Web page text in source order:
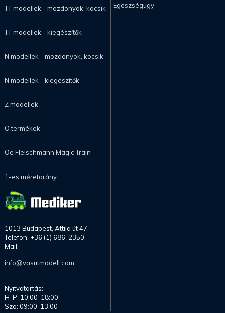
TT modellek - mozdonyok, kocsik
TT modellek - kiegészítők
N modellek - mozdonyok, kocsik
N modellek - kiegészítők
Z modellek
O termékek
Oe Fleischmann Magic Train
1-es méretarány
Egészségügy
1013 Budapest, Attila út 47.
Telefon: +36 (1) 686-2350
Mail:
info@vasutmodell.com
Nyitvatartás:
H-P: 10:00-18:00
Szo: 09:00-13:00